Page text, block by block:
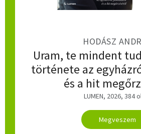
HODÁSZ
Uram, te mindent
története az
és a hit
LUMEN, 2026, 384
Megveszem